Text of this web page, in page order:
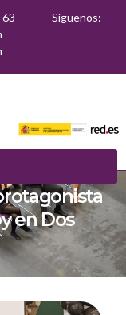
Síguenos:
en Dos